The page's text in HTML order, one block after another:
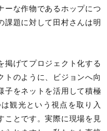
ーな作物であるホップにつ
課題に対して田村さんは明
掲げてプロジェクト化する
トのように、ビジョンへ向
子をネットを活用して積極
観光という視点を取り入
ことです。実際に現場を見